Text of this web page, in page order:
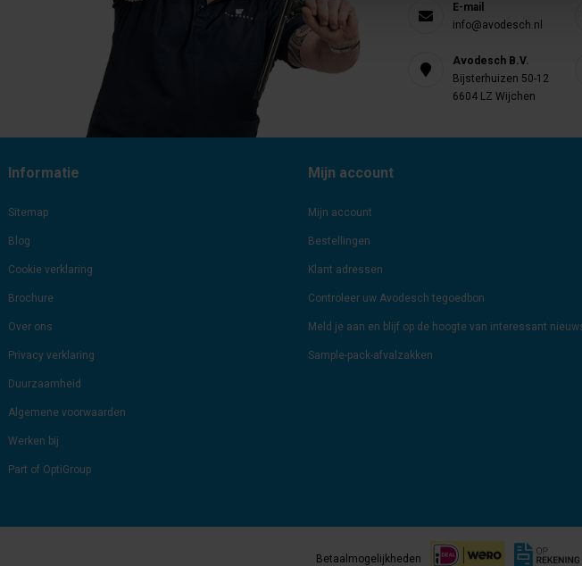
E-mail
info@avodesch.nl
Avodesch B.V.
Bijsterhuizen 50-12
6604 LZ Wijchen
Informatie
Sitemap
Blog
Cookie verklaring
Brochure
Over ons
Privacy verklaring
Duurzaamheid
Algemene voorwaarden
Werken bij
Part of OptiGroup
Mijn account
Mijn account
Bestellingen
Klant adressen
Controleer uw Avodesch tegoedbon
Meld je aan en blijf op de hoogte van interessant
Sample-pack-afvalzakken
Betaalmogelijkheden